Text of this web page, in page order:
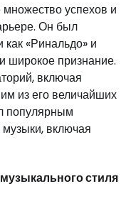
успехов и
Он был
«Ринальдо» и
широкое признание.
включая
из его величайших
популярным
включая
стиля